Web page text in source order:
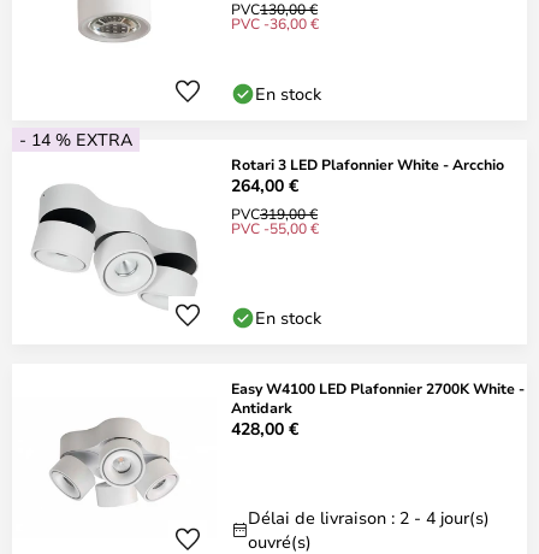
PVC130,00 €
PVC -36,00 €
En stock
- 14 % EXTRA
Rotari 3 LED Plafonnier White - Arcchio
264,00 €
PVC319,00 €
PVC -55,00 €
En stock
Easy W4100 LED Plafonnier 2700K White -
Antidark
428,00 €
Délai de livraison : 2 - 4 jour(s)
ouvré(s)